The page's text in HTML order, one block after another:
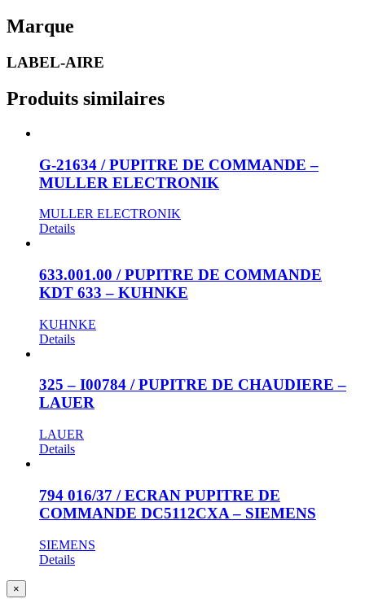
Marque
LABEL-AIRE
Produits similaires
G-21634 / PUPITRE DE COMMANDE –
MULLER ELECTRONIK
MULLER ELECTRONIK
Details
633.001.00 / PUPITRE DE COMMANDE
KDT 633 – KUHNKE
KUHNKE
Details
325 – I00784 / PUPITRE DE CHAUDIERE –
LAUER
LAUER
Details
794 016/37 / ECRAN PUPITRE DE
COMMANDE DC5112CXA – SIEMENS
SIEMENS
Details
Close
product
×